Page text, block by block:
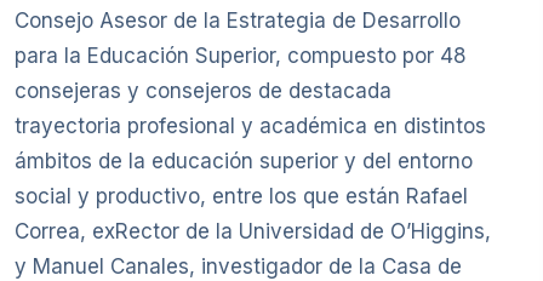
Consejo Asesor de la Estrategia de Desarrollo
para la Educación Superior, compuesto por 48
consejeras y consejeros de destacada
trayectoria profesional y académica en distintos
ámbitos de la educación superior y del entorno
social y productivo, entre los que están Rafael
Correa, exRector de la Universidad de O’Higgins,
y Manuel Canales, investigador de la Casa de